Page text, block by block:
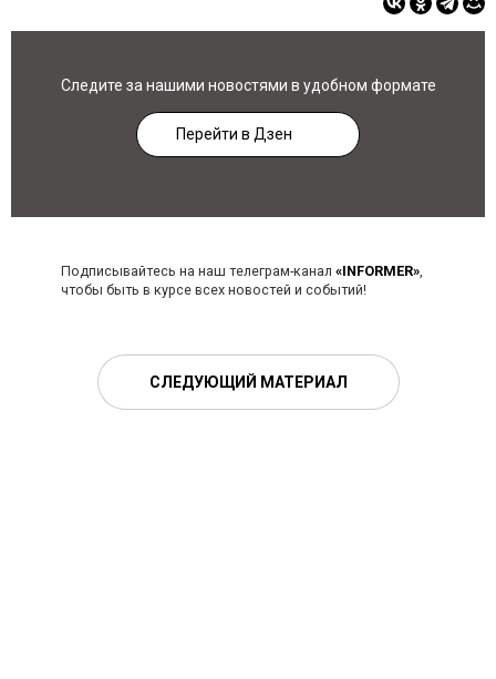
Следите за нашими новостями в удобном формате
Перейти в Дзен
Подписывайтесь на наш телеграм-канал «INFORMER»,
чтобы быть в курсе всех новостей и событий!
СЛЕДУЮЩИЙ МАТЕРИАЛ